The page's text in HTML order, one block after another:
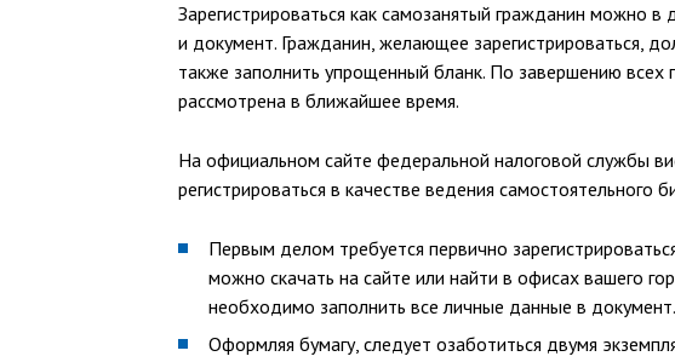
Зарегистрироваться как самозанятый гражданин можно
и документ. Гражданин, желающее зарегистрироваться,
также заполнить упрощенный бланк. По завершению всех
рассмотрена в ближайшее время.
На официальном сайте федеральной налоговой службы
регистрироваться в качестве ведения самостоятельного
Первым делом требуется первично
можно скачать на сайте или найти в офисах вашего
необходимо заполнить все личные данные в документ.
Оформляя бумагу, следует озаботиться двумя